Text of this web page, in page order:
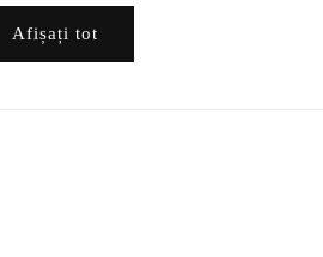
Afișați tot